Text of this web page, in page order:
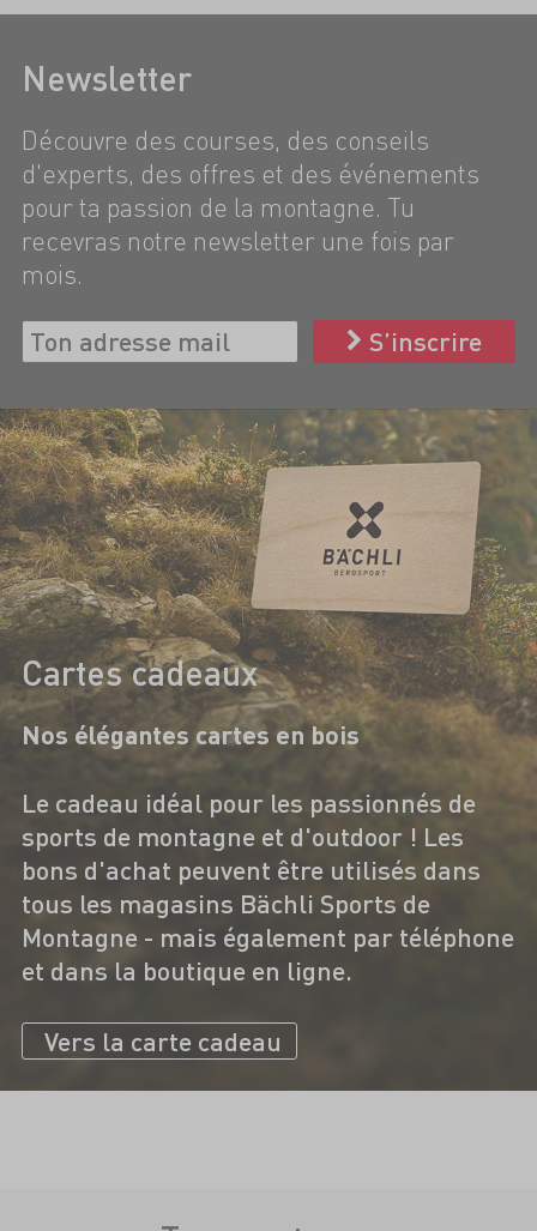
Newsletter
Découvre des courses, des conseils
d'experts, des offres et des événements
pour ta passion de la montagne. Tu
recevras notre newsletter une fois par
mois.
S’inscrire
Cartes cadeaux
Nos élégantes cartes en bois
Le cadeau idéal pour les passionnés de
sports de montagne et d'outdoor ! Les
bons d'achat peuvent être utilisés dans
tous les magasins Bächli Sports de
Montagne - mais également par téléphone
et dans la boutique en ligne.
Vers la carte cadeau